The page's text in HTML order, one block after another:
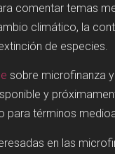
comentar temas
climático, la
de especies.
sobre microfinanza
y
para términos
en las